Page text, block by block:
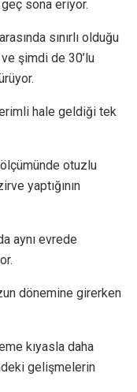
sona eriyor.
sınırlı olduğu
şimdi de 30’lu
hale geldiği tek
otuzlu
yaptığının
aynı evrede
dönemine girerken
kıyasla daha
gelişmelerin